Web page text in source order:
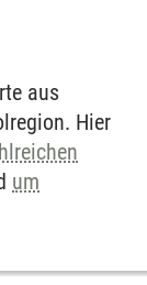
aus
Hier
um